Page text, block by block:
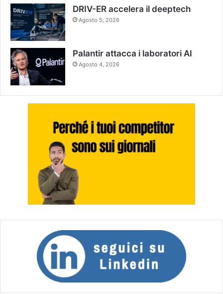
DRIV-ER accelera il deeptech
Agosto 5, 2026
Palantir attacca i laboratori AI
Agosto 4, 2026